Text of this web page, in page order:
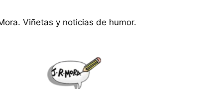
Viñetas y noticias de humor.